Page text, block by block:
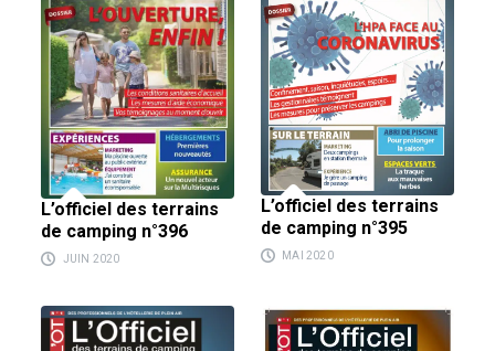
L’officiel des terrains
de camping n°396
JUIN 2020
L’officiel des terrains
de camping n°395
MAI 2020